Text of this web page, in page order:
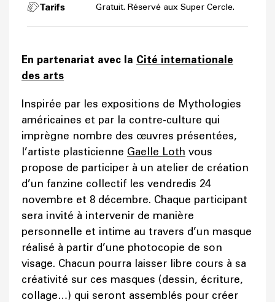
Tarifs Gratuit. Réservé aux Super Cercle.
En partenariat avec la Cité internationale
des arts
Inspirée par les expositions de Mythologies
américaines et par la contre-culture qui
imprègne nombre des œuvres présentées,
l’artiste plasticienne Gaelle Loth vous
propose de participer à un atelier de création
d’un fanzine collectif les vendredis 24
novembre et 8 décembre. Chaque participant
sera invité à intervenir de manière
personnelle et intime au travers d’un masque
réalisé à partir d’une photocopie de son
visage. Chacun pourra laisser libre cours à sa
créativité sur ces masques (dessin, écriture,
collage…) qui seront assemblés pour créer